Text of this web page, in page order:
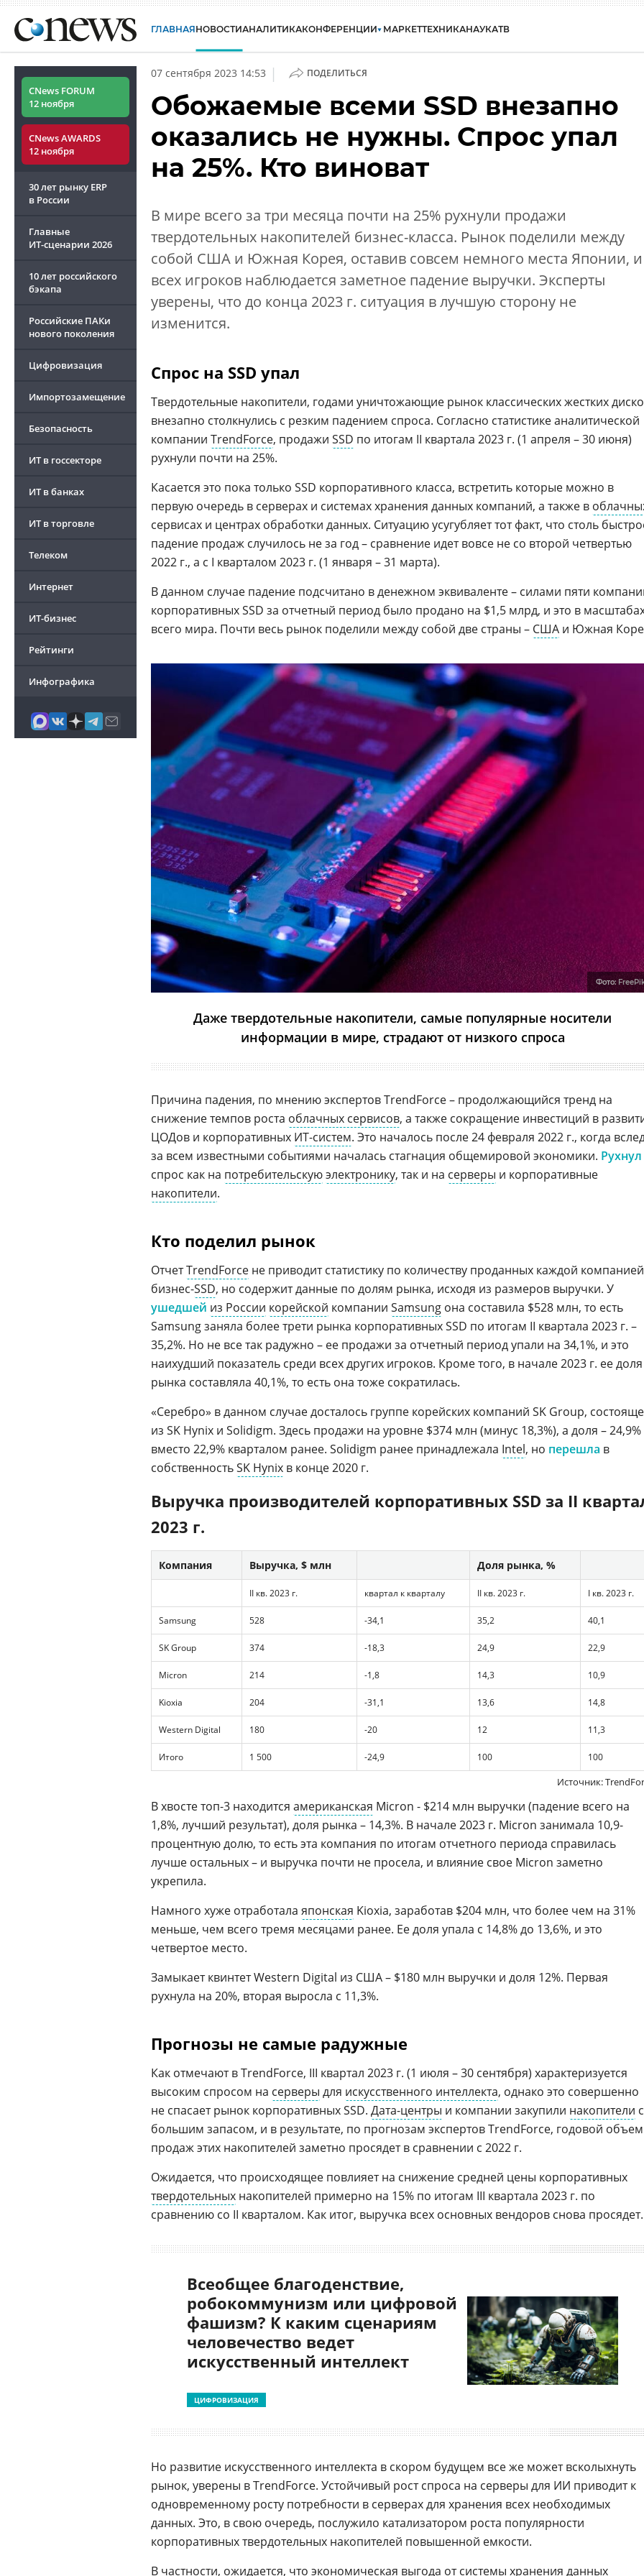
ГЛАВНАЯНОВОСТИАНАЛИТИКАКОНФЕРЕНЦИИ МАРКЕТТЕХНИКАНАУКАТВ
CNews FORUM
12 ноября
CNews AWARDS
12 ноября
30 лет рынку ERP
в России
Главные
ИТ-сценарии 2026
10 лет российского
бэкапа
Российские ПАКи
нового поколения
Цифровизация
Импортозамещение
Безопасность
ИТ в госсекторе
ИТ в банках
ИТ в торговле
Телеком
Интернет
ИТ-бизнес
Рейтинги
Инфографика
07 сентября 2023 14:53 | ПОДЕЛИТЬСЯ
Обожаемые всеми SSD внезапно
оказались не нужны. Спрос упал
на 25%. Кто виноват
В мире всего за три месяца почти на 25% рухнули продажи
твердотельных накопителей бизнес-класса. Рынок поделили между
собой США и Южная Корея, оставив совсем немного места Японии, и
всех игроков наблюдается заметное падение выручки. Эксперты
уверены, что до конца 2023 г. ситуация в лучшую сторону не
изменится.
Спрос на SSD упал
Твердотельные накопители, годами уничтожающие рынок классических жестких
внезапно столкнулись с резким падением спроса. Согласно статистике аналитической
компании TrendForce, продажи SSD по итогам II квартала 2023 г. (1 апреля – 30 июня)
рухнули почти на 25%.
Касается это пока только SSD корпоративного класса, встретить которые можно в
первую очередь в серверах и системах хранения данных компаний, а также в
сервисах и центрах обработки данных. Ситуацию усугубляет тот факт, что столь
падение продаж случилось не за год – сравнение идет вовсе не со второй четвертью
2022 г., а с I кварталом 2023 г. (1 января – 31 марта).
В данном случае падение подсчитано в денежном эквиваленте – силами пяти
корпоративных SSD за отчетный период было продано на $1,5 млрд, и это в
всего мира. Почти весь рынок поделили между собой две страны – США и Южная
Фото:
Даже твердотельные накопители, самые популярные носители
информации в мире, страдают от низкого спроса
Причина падения, по мнению экспертов TrendForce – продолжающийся тренд на
снижение темпов роста облачных сервисов, а также сокращение инвестиций в
ЦОДов и корпоративных ИТ-систем. Это началось после 24 февраля 2022 г., когда
за всем известными событиями началась стагнация общемировой экономики. Рухнул
спрос как на потребительскуюэлектронику, так и на серверы и корпоративные
накопители.
Кто поделил рынок
ОтчетTrendForce не приводит статистику по количеству проданных каждой компанией
бизнес-SSD, но содержит данные по долям рынка, исходя из размеров выручки. У
ушедшей из России корейской компании Samsung она составила $528 млн, то есть
Samsung заняла более трети рынка корпоративных SSD по итогам II квартала 2023 г. –
35,2%. Но не все так радужно – ее продажи за отчетный период упали на 34,1%, и это
наихудший показатель среди всех других игроков. Кроме того, в начале 2023 г. ее доля
рынка составляла 40,1%, то есть она тоже сократилась.
«Серебро» в данном случае досталось группе корейских компаний SK Group,
из SK Hynix и Solidigm. Здесь продажи на уровне $374 млн (минус 18,3%), а доля – 24,9%
вместо 22,9% кварталом ранее. Solidigm ранее принадлежала Intel, но перешла в
собственностьSK Hynix в конце 2020 г.
Выручка производителей корпоративных SSD за II
2023 г.
Компания Выручка, $ млн Доля рынка, %
II кв. 2023 г. квартал к кварталу II кв. 2023 г. I кв. 2023 г.
Samsung 528 -34,1 35,2 40,1
SK Group 374 -18,3 24,9 22,9
Micron 214 -1,8 14,3 10,9
Kioxia 204 -31,1 13,6 14,8
Western Digital 180 -20 12 11,3
Итого 1 500 -24,9 100 100
Источник:
В хвосте топ-3 находится американская Micron - $214 млн выручки (падение всего на
1,8%, лучший результат), доля рынка – 14,3%. В начале 2023 г. Micron занимала 10,9-
процентную долю, то есть эта компания по итогам отчетного периода справилась
лучше остальных – и выручка почти не просела, и влияние свое Micron заметно
укрепила.
Намного хуже отработала японская Kioxia, заработав $204 млн, что более чем на 31%
меньше, чем всего тремя месяцами ранее. Ее доля упала с 14,8% до 13,6%, и это
четвертое место.
Замыкает квинтет Western Digital из США – $180 млн выручки и доля 12%. Первая
рухнула на 20%, вторая выросла с 11,3%.
Прогнозы не самые радужные
Как отмечают в TrendForce, III квартал 2023 г. (1 июля – 30 сентября) характеризуется
высоким спросом на серверы для искусственного интеллекта, однако это совершенно
не спасает рынок корпоративных SSD. Дата-центры и компании закупили накопители с
большим запасом, и в результате, по прогнозам экспертов TrendForce, годовой объем
продаж этих накопителей заметно просядет в сравнении с 2022 г.
Ожидается, что происходящее повлияет на снижение средней цены корпоративных
твердотельных накопителей примерно на 15% по итогам III квартала 2023 г. по
сравнению со II кварталом. Как итог, выручка всех основных вендоров снова просядет.
Всеобщее благоденствие,
робокоммунизм или цифровой
фашизм? К каким сценариям
человечество ведет
искусственный интеллект
ЦИФРОВИЗАЦИЯ
Но развитие искусственного интеллекта в скором будущем все же может всколыхнуть
рынок, уверены в TrendForce. Устойчивый рост спроса на серверы для ИИ приводит к
одновременному росту потребности в серверах для хранения всех необходимых
данных. Это, в свою очередь, послужило катализатором роста популярности
корпоративных твердотельных накопителей повышенной емкости.
В частности, ожидается, что экономическая выгода от системы хранения данных